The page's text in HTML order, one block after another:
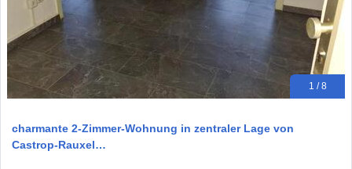
1 / 8
charmante 2-Zimmer-Wohnung in zentraler Lage von
Castrop-Rauxel…